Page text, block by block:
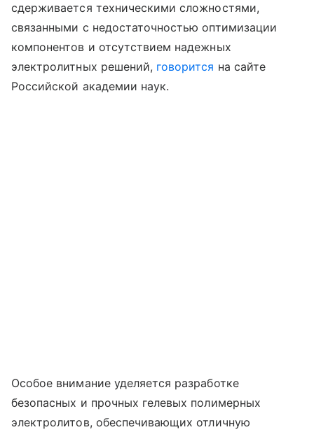
сдерживается техническими сложностями,
связанными с недостаточностью оптимизации
компонентов и отсутствием надежных
электролитных решений, говорится на сайте
Российской академии наук.
Особое внимание уделяется разработке
безопасных и прочных гелевых полимерных
электролитов, обеспечивающих отличную